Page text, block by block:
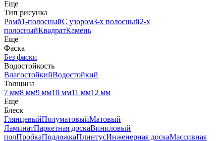
Еще
Тип рисунка
Ромб1-полосныйС узором3-х полосный2-х
полосныйКвадратКамень
Еще
Фаска
Без фаски
Водостойкость
ВлагостойкийВодостойкий
Толщина
7 мм8 мм9 мм10 мм11 мм12 мм
Еще
Блеск
ГлянцевыйПолуматовыйМатовый
ЛаминатПаркетная доскаВиниловый
полПробкаПодложкаПлинтусИнженерная доскаМассивная